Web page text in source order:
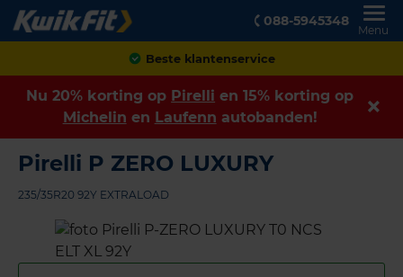
088-5945348
Menu
Achteraf betalen
Nu 20% korting op Pirelli en 15% korting op
Michelin en Laufenn autobanden!
Pirelli P ZERO LUXURY
235/35R20 92Y EXTRALOAD